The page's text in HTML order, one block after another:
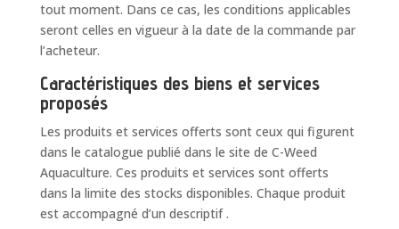
tout moment. Dans ce cas, les conditions applicables
seront celles en vigueur à la date de la commande par
l’acheteur.
Caractéristiques des biens et services
proposés
Les produits et services offerts sont ceux qui figurent
dans le catalogue publié dans le site de C-Weed
Aquaculture. Ces produits et services sont offerts
dans la limite des stocks disponibles. Chaque produit
est accompagné d’un descriptif .